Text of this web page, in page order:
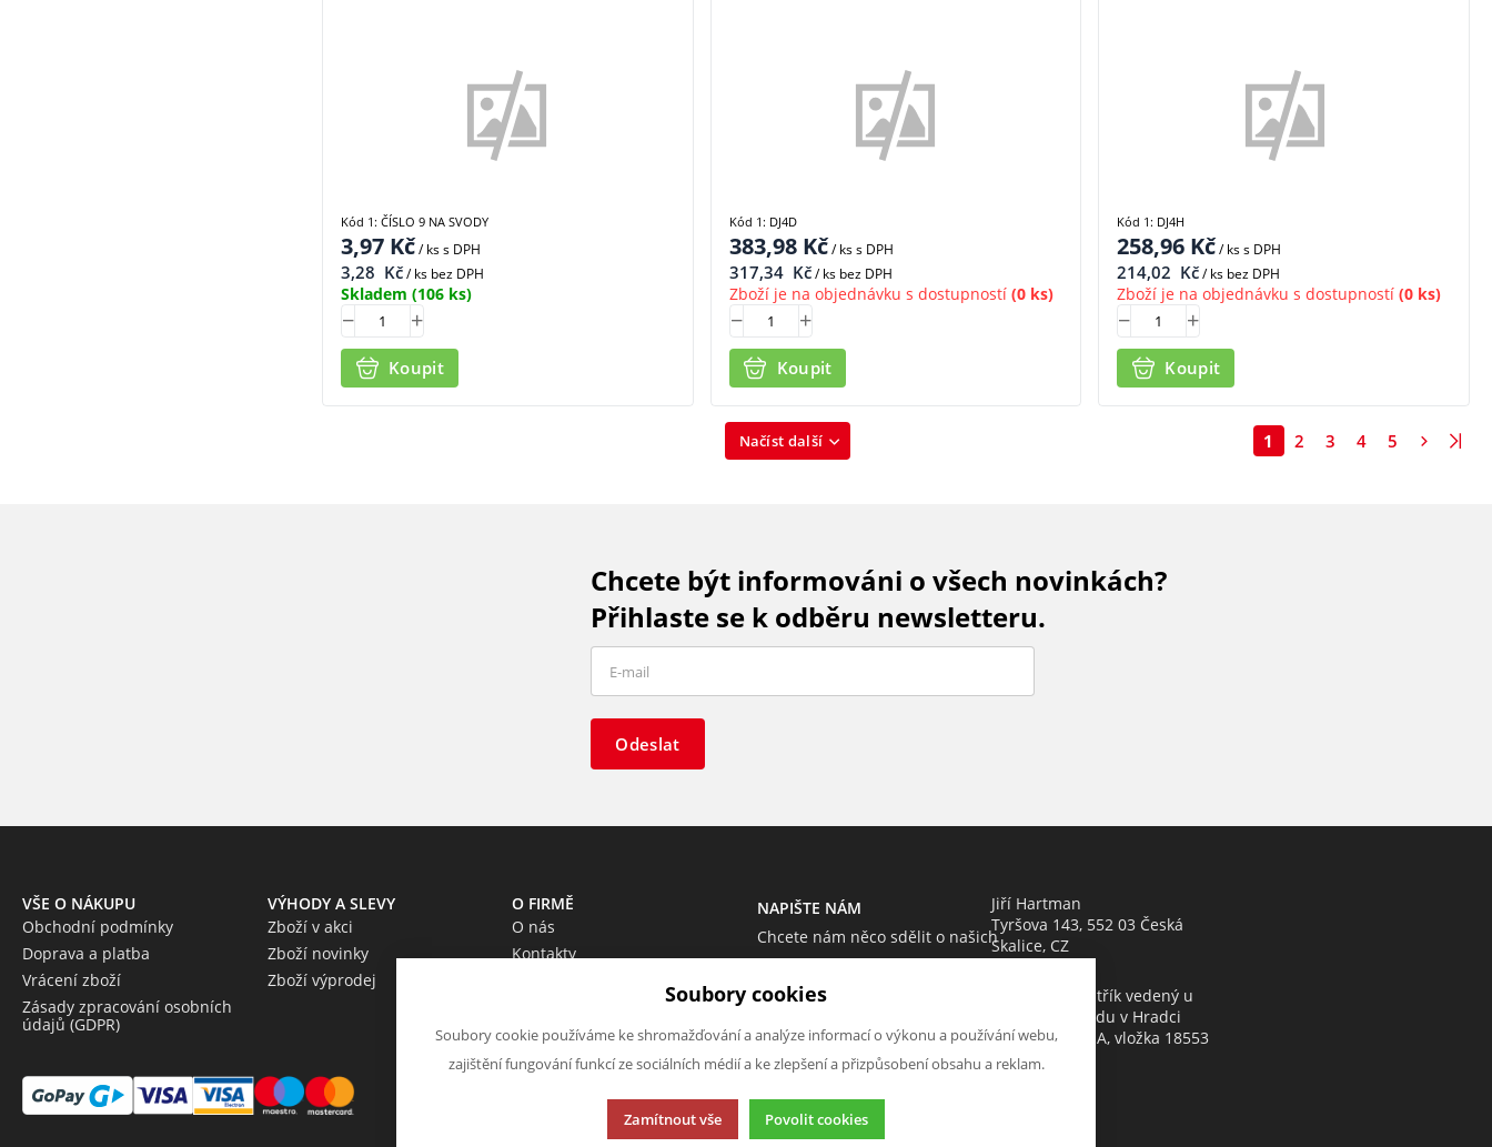
3,97 Kč/ kss DPH
3,28 Kč/ ks bez DPH
Skladem (106 ks)
Koupit
Kód 1: ČÍSLO 9 NA SVODY
383,98Kč/ kss DPH
317,34 Kč/ ks bez DPH
Zboží je na objednávku s dostupností(0 ks)
Koupit
Kód 1: DJ4D
258,96 Kč/ kss DPH
214,02 Kč/ ks bez DPH
Zboží je na objednávku s dostupností (0 ks)
Koupit
Kód 1: DJ4H
Načíst další 1 2 3 4 5
Chcete být informováni o všech novinkách?
Přihlaste se k odběru newsletteru.
Odeslat
VŠE O NÁKUPU
Obchodní podmínky
Doprava a platba
Vrácení zboží
Zásady zpracování osobních
údajů (GDPR)
VÝHODY A SLEVY
Zboží v akci
Zboží novinky
Zboží výprodej
O FIRMĚ
O nás
Kontakty
NAPIŠTE NÁM
Chcete nám něco sdělit o našich
Neváhejte napsat.
Chci napsat zprávu
Jiří Hartman
Tyršova 143, 552 03 Česká
Skalice, CZ
Obchodní rejstřík vedený u
Krajského soudu v Hradci
Králové, oddíl A, vložka 18553
Soubory cookies
Soubory cookie používáme ke shromažďování a analýze informací o výkonu a používání webu,
zajištění fungování funkcí ze sociálních médií a ke zlepšení a přizpůsobení obsahu a reklam.
Zamítnout vše Povolit cookies